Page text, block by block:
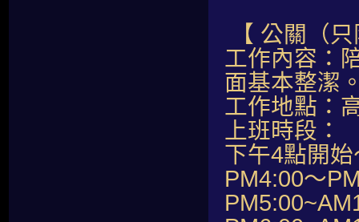
【 公關（
工作內容：
面基本整潔
工作地點：
上班時段：
下午4點開始
PM4:00～